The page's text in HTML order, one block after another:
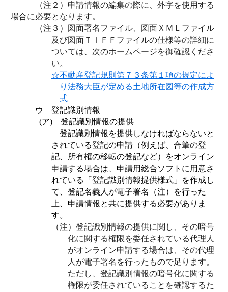
（注２）申請情報の編集の際に、外字を使用する
場合に必要となります。
（注３）図面署名ファイル、図面ＸＭＬファイル
及び図面ＴＩＦＦファイルの仕様等の詳細に
ついては、次のホームページを御確認くださ
い。
☆不動産登記規則第７３条第１項の規定によ
り法務大臣が定める土地所在図等の作成方
式
ウ 登記識別情報
(ア) 登記識別情報の提供
登記識別情報を提供しなければならないと
されている登記の申請（例えば、合筆の登
記、所有権の移転の登記など）をオンライン
申請する場合は、申請用総合ソフトに用意さ
れている「登記識別情報提供様式」を作成し
て、登記名義人が電子署名（注）を行った
上、申請情報と共に提供する必要がありま
す。
（注）登記識別情報の提供に関し、その暗号
化に関する権限を委任されている代理人
がオンライン申請する場合は、その代理
人が電子署名を行ったもので足ります。
ただし、登記識別情報の暗号化に関する
権限が委任されていることを確認するた